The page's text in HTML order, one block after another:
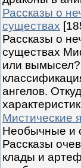
Рассказы о
существах
Рассказы о
существах
или
ангелов.
Мистические
Необычные и
Рассказы
клады и